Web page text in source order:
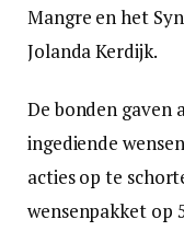
Mangre en het
Jolanda Kerdijk.
De bonden gaven
ingediende
acties op te
wensenpakket op